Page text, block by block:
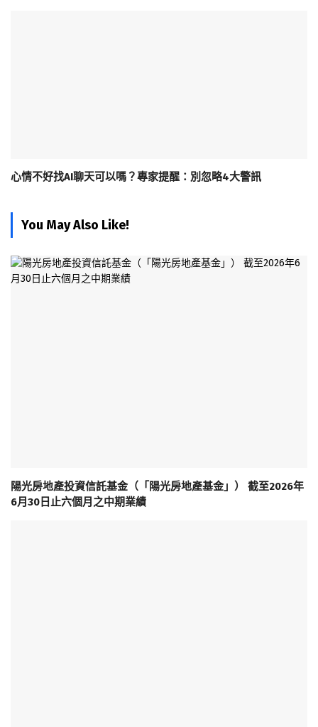
心情不好找AI聊天可以嗎？專家提醒：別忽略4大警訊
You May Also Like!
陽光房地產投資信託基金（「陽光房地產基金」） 截至2026年
6月30日止六個月之中期業績